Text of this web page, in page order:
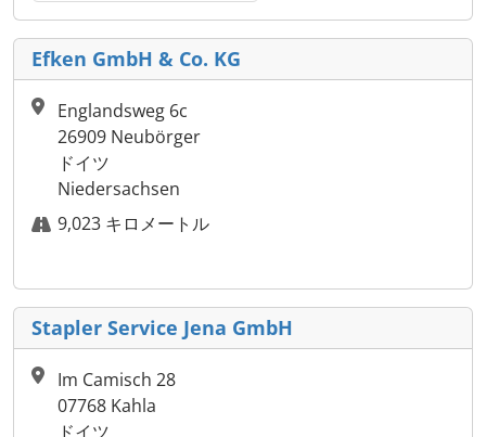
Efken GmbH & Co. KG
Englandsweg 6c
26909 Neubörger
ドイツ
Niedersachsen
9,023 キロメートル
Stapler Service Jena GmbH
Im Camisch 28
07768 Kahla
ドイツ